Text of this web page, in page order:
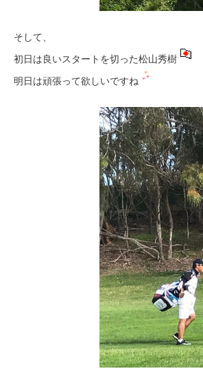
そして、
初日は良いスタートを切った松山秀樹
明日は頑張って欲しいですね